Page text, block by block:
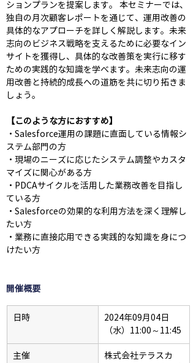
ションプランを提案します。 本セミナーでは、
独自の月次顧客レポートを通じて、運用改善の
具体的なアプローチを詳しく解説します。未来
志向のビジネス戦略を支えるために必要なイン
サイトを獲得し、具体的な改善策を実行に移す
ための実践的な知識を学べます。未来志向の運
用改善と持続的成長への道筋を共に切り拓きま
しょう。
【このような方におすすめ】
・Salesforce運用の課題に直面している情報シ
ステム部門の方
・現場のニーズに応じたシステム調整やカスタ
マイズに関心がある方
・PDCAサイクルを活用した業務改善を目指し
ている方
・Salesforceの効果的な利用方法を深く理解し
たい方
・業務に直接応用できる実践的な知識を身につ
けたい方
開催概要
日時
2024年09月04日
（水）11:00～11:45
主催
株式会社テラスカ